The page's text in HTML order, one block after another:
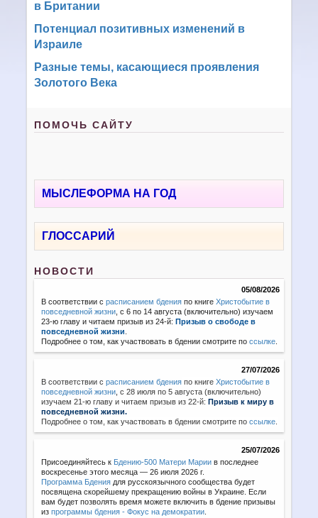
в Британии
Потенциал позитивных изменений в
Израиле
Разные темы, касающиеся проявления
Золотого Века
ПОМОЧЬ САЙТУ
МЫСЛЕФОРМА НА ГОД
ГЛОССАРИЙ
НОВОСТИ
05/08/2026
В соответствии срасписанием бдения по книгеХристобытие в
повседневной жизни , с 6 по 14 августа (включительно) изучаем
23-ю главу и читаем призыв из 24-й:Призыв о свободе в
повседневной жизни
Подробнее о том, как участвовать в бдении смотрите поссылке
27/07/2026
В соответствии с расписанием бдения по книгеХристобытие в
повседневной жизни с 28 июля по 5 августа (включительно)
изучаем 21-ю главу и читаем призыв из 22-й:Призыв к миру в
повседневной жизни.
Подробнее о том, как участвовать в бдении смотрите поссылке
25/07/2026
Присоединяйтесь к Бдению-500 Матери Марии в последнее
воскресенье этого месяца — 26 июля 2026 г.
Программа Бдения для русскоязычного сообщества будет
посвящена скорейшему прекращению войны в Украине. Если
вам будет позволять время можете включить в бдение призывы
изпрограммы бдения - Фокус на демократии